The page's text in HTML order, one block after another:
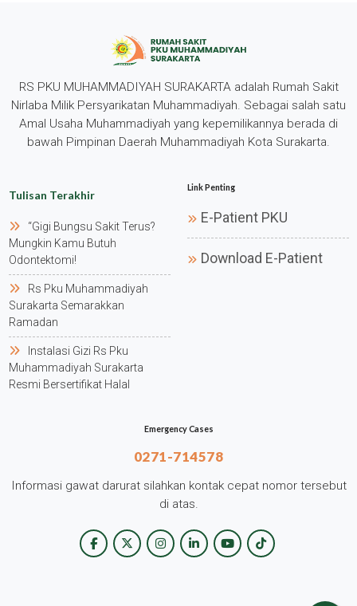
RS PKU MUHAMMADIYAH SURAKARTA adalah Rumah Sakit
Nirlaba Milik Persyarikatan Muhammadiyah. Sebagai salah satu
Amal Usaha Muhammadiyah yang kepemilikannya berada di
bawah Pimpinan Daerah Muhammadiyah Kota Surakarta.
Tulisan Terakhir
“gigi Bungsu Sakit Terus?
Mungkin Kamu Butuh
Odontektomi!
Rs Pku Muhammadiyah
Surakarta Semarakkan
Ramadan
Instalasi Gizi Rs Pku
Muhammadiyah Surakarta
Resmi Bersertifikat Halal
Link Penting
E-Patient PKU
Download E-Patient
Emergency Cases
0271-714578
Informasi gawat darurat silahkan kontak cepat nomor tersebut
di atas.